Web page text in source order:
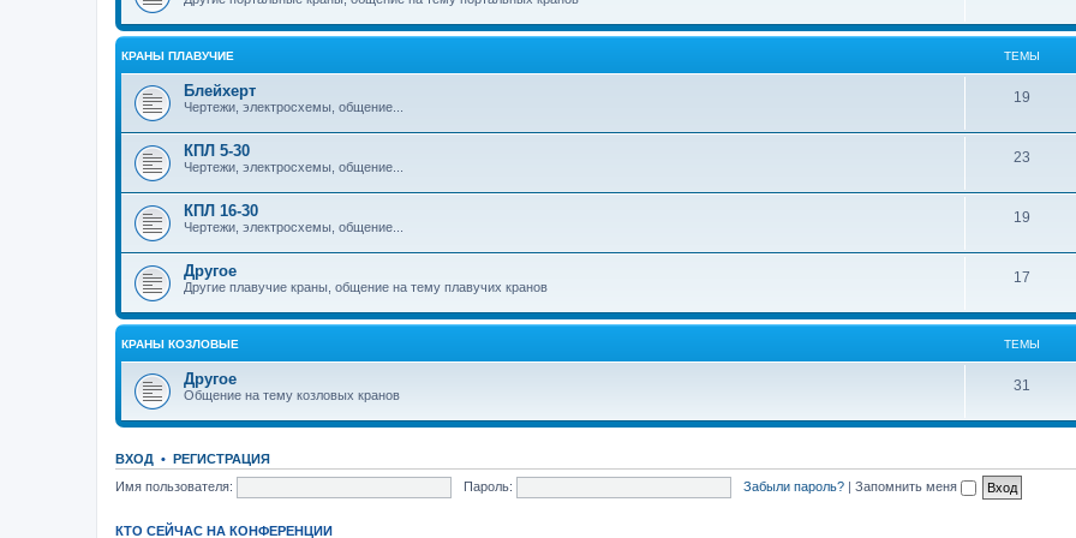
КРАНЫ ПЛАВУЧИЕ ТЕМЫ
Блейхерт
Чертежи, электросхемы, общение...
19
КПЛ 5-30
Чертежи, электросхемы, общение...
23
КПЛ 16-30
Чертежи, электросхемы, общение...
19
Другое
Другие плавучие краны, общение на тему плавучих кранов
17
КРАНЫ КОЗЛОВЫЕ ТЕМЫ
Другое
Общение на тему козловых кранов
31
ВХОД • РЕГИСТРАЦИЯ
Имя пользователя:
Пароль: Забыли пароль? | Запомнить меня
КТО СЕЙЧАС НА КОНФЕРЕНЦИИ